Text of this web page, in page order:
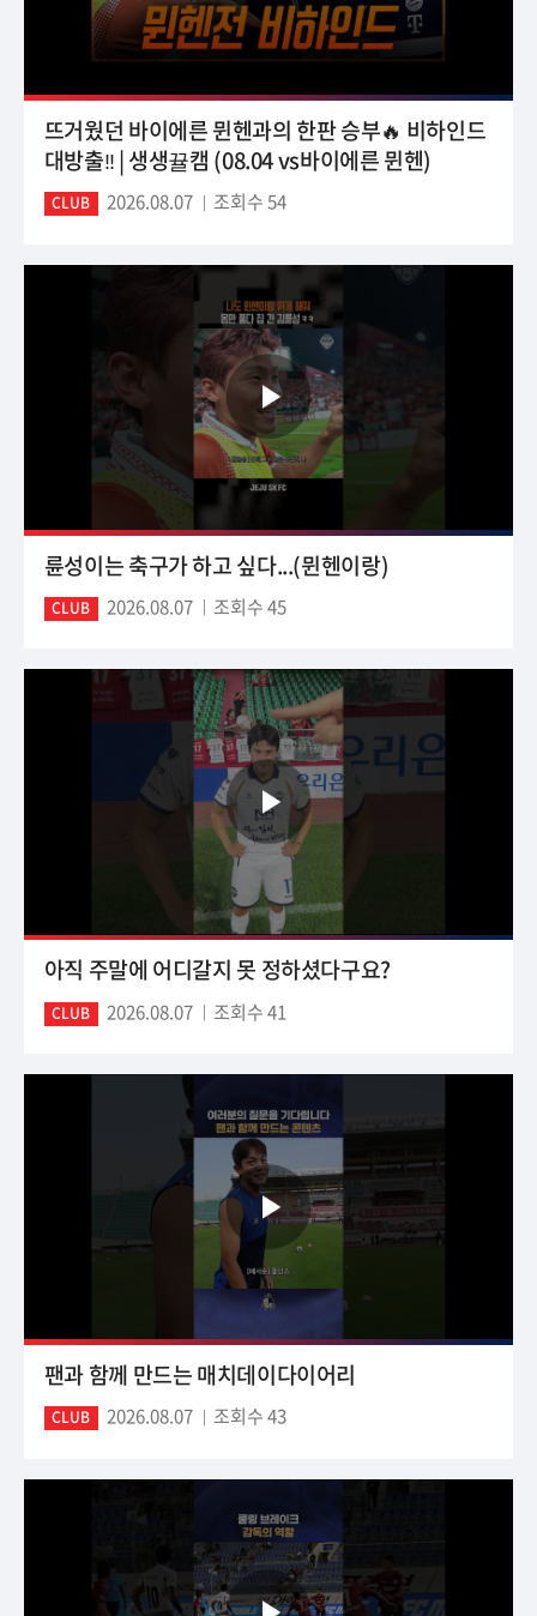
뜨거웠던 바이에른 뮌헨과의 한판 승부🔥 비하인드
대방출‼️ | 생생뀰캠 (08.04 vs바이에른 뮌헨)
CLUB 2026.08.07 조회수 54
륜성이는 축구가 하고 싶다...(뮌헨이랑)
CLUB 2026.08.07 조회수 45
아직 주말에 어디갈지 못 정하셨다구요?
CLUB 2026.08.07 조회수 41
팬과 함께 만드는 매치데이다이어리
CLUB 2026.08.07 조회수 43